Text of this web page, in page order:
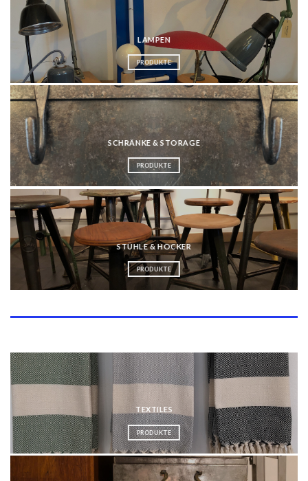
LAMPEN
PRODUKTE
SCHRÄNKE & STORAGE
PRODUKTE
STÜHLE & HOCKER
PRODUKTE
TEXTILES
PRODUKTE